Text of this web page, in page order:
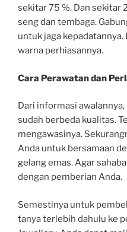
sekitar 75 %. Dan sekitar
seng dan tembaga.
untuk jaga
warna perhiasannya.
Cara Perawatan dan
Dari informasi
sudah berbeda kualitas.
mengawasinya.
Anda untuk bersamaan
gelang emas. Agar
dengan pemberian Anda.
Semestinya untuk
tanya terlebih dahulu ke